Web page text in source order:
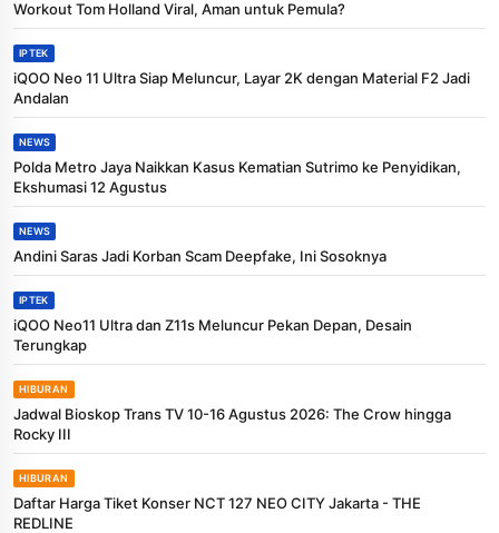
Workout Tom Holland Viral, Aman untuk Pemula?
IPTEK
iQOO Neo 11 Ultra Siap Meluncur, Layar 2K dengan Material F2 Jadi
Andalan
NEWS
Polda Metro Jaya Naikkan Kasus Kematian Sutrimo ke Penyidikan,
Ekshumasi 12 Agustus
NEWS
Andini Saras Jadi Korban Scam Deepfake, Ini Sosoknya
IPTEK
iQOO Neo11 Ultra dan Z11s Meluncur Pekan Depan, Desain
Terungkap
HIBURAN
Jadwal Bioskop Trans TV 10-16 Agustus 2026: The Crow hingga
Rocky III
HIBURAN
Daftar Harga Tiket Konser NCT 127 NEO CITY Jakarta - THE
REDLINE